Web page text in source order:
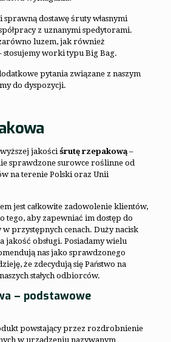
sprawną dostawę śruty własnymi
z uznanymi spedytorami.
luzem, jak również
stosujemy worki typu Big Bag.
pytania związane z naszym
do dyspozycji.
jakościśrutę rzepakową–
sprawdzone surowce roślinne od
na terenie Polski oraz Unii
jest całkowite zadowolenie klientów,
tego, aby zapewniać im dostęp do
przystępnych cenach. Duży nacisk
jakość obsługi. Posiadamy wielu
nas jako sprawdzonego
że zdecydują się Państwo na
stałych odbiorców.
– podstawowe
powstający przez rozdrobnienie
w urządzeniu nazywanym